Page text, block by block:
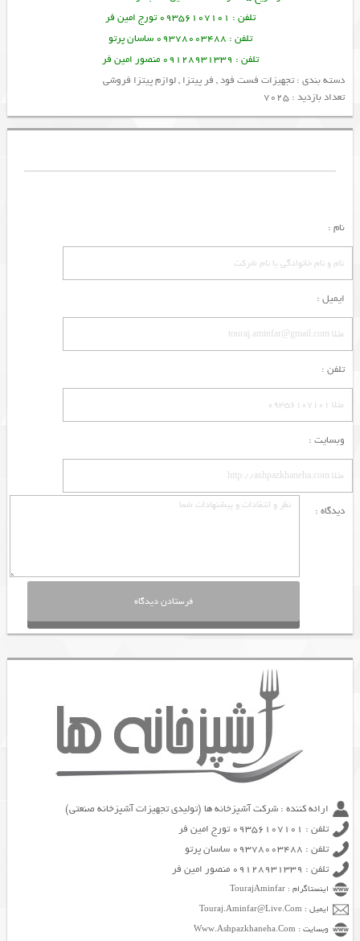
تلفن : 09356107101 تورج امین فر
تلفن : 09378003488 ساسان پرتو
تلفن : 09128931339 منصور امین فر
دسته بندی :تجهیزات فست فود, فر پیتزا ,لوازم پیتزا فروشی
تعداد بازدید : 7025
نام :
ایمیل :
تلفن :
وبسایت :
دیدگاه :
ارائه کننده : شرکت آشپزخانه ها (تولیدی تجهیزات آشپزخانه صنعتی)
تلفن : 09356107101 تورج امین فر
تلفن : 09378003488 ساسان پرتو
تلفن : 09128931339 منصور امین فر
اینستاگرام : TourajAminfar
ایمیل : Touraj.Aminfar@Live.Com
وبسایت : Www.Ashpazkhaneha.Com